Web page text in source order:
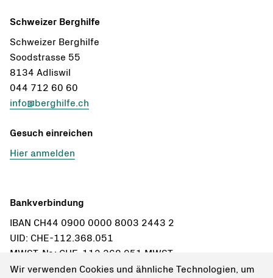
Schweizer Berghilfe
Schweizer Berghilfe
Soodstrasse 55
8134 Adliswil
044 712 60 60
info@berghilfe.ch
Gesuch einreichen
Hier anmelden
Bankverbindung
IBAN CH44 0900 0000 8003 2443 2
UID: CHE-112.368.051
MWST-Nr.: CHE-112.368.051 MWST
Wir verwenden Cookies und ähnliche Technologien, um